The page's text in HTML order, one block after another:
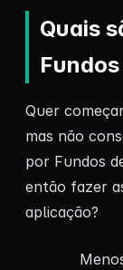
Quais
Quer
mas não
por Fundos
então fazer
aplicação?
Menos